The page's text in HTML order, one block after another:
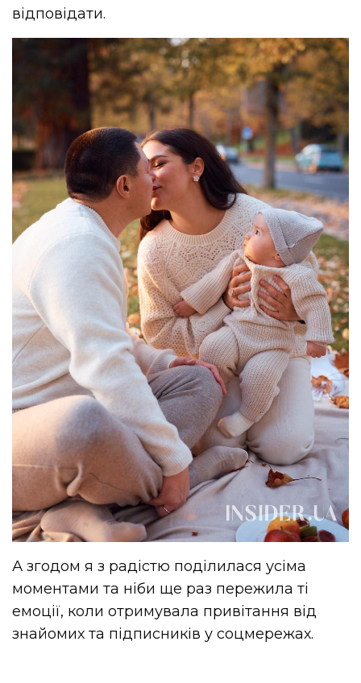
відповідати.
А згодом я з радістю поділилася усіма
моментами та ніби ще раз пережила ті
емоції, коли отримувала привітання від
знайомих та підписників у соцмережах.